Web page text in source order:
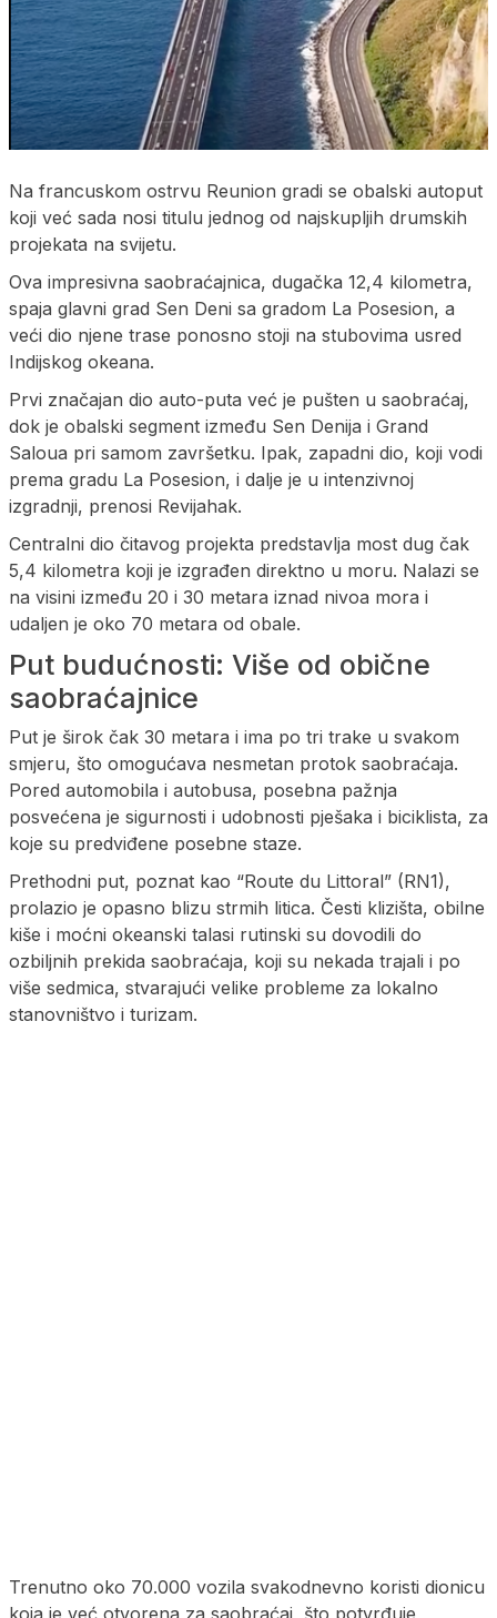
Na francuskom ostrvu Reunion gradi se obalski autoput
koji već sada nosi titulu jednog od najskupljih drumskih
projekata na svijetu.
Ova impresivna saobraćajnica, dugačka 12,4 kilometra,
spaja glavni grad Sen Deni sa gradom La Posesion, a
veći dio njene trase ponosno stoji na stubovima usred
Indijskog okeana.
Prvi značajan dio auto-puta već je pušten u saobraćaj,
dok je obalski segment između Sen Denija i Grand
Saloua pri samom završetku. Ipak, zapadni dio, koji vodi
prema gradu La Posesion, i dalje je u intenzivnoj
izgradnji, prenosi Revijahak.
Centralni dio čitavog projekta predstavlja most dug čak
5,4 kilometra koji je izgrađen direktno u moru. Nalazi se
na visini između 20 i 30 metara iznad nivoa mora i
udaljen je oko 70 metara od obale.
Put budućnosti: Više od obične
saobraćajnice
Put je širok čak 30 metara i ima po tri trake u svakom
smjeru, što omogućava nesmetan protok saobraćaja.
Pored automobila i autobusa, posebna pažnja
posvećena je sigurnosti i udobnosti pješaka i biciklista, za
koje su predviđene posebne staze.
Prethodni put, poznat kao “Route du Littoral” (RN1),
prolazio je opasno blizu strmih litica. Česti klizišta, obilne
kiše i moćni okeanski talasi rutinski su dovodili do
ozbiljnih prekida saobraćaja, koji su nekada trajali i po
više sedmica, stvarajući velike probleme za lokalno
stanovništvo i turizam.
Trenutno oko 70.000 vozila svakodnevno koristi dionicu
koja je već otvorena za saobraćaj, što potvrđuje